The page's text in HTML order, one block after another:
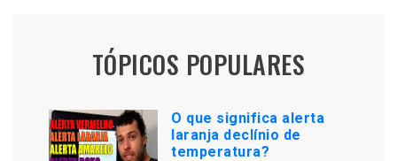
TÓPICOS POPULARES
O que significa alerta
laranja declínio de
temperatura?